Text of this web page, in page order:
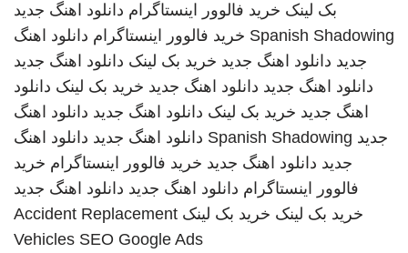
بک لینک خرید فالوور اینستاگرام دانلود اهنگ جدید
Spanish Shadowing خرید فالوور اینستاگرام دانلود اهنگ
جدید دانلود اهنگ جدید خرید بک لینک دانلود اهنگ جدید
دانلود اهنگ جدید دانلود اهنگ جدید خرید بک لینک دانلود
اهنگ جدید خرید بک لینک دانلود اهنگ جدید دانلود اهنگ
جدید Spanish Shadowing دانلود اهنگ جدید دانلود اهنگ
جدید دانلود اهنگ جدید خرید فالوور اینستاگرام خرید
فالوور اینستاگرام دانلود اهنگ جدید دانلود اهنگ جدید
خرید بک لینک خرید بک لینک Accident Replacement
Vehicles SEO Google Ads